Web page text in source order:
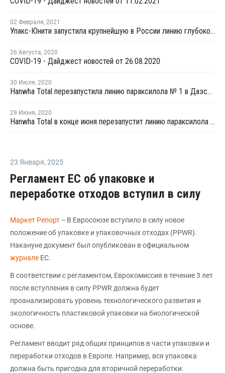
02 Февраля, 2021
Упакс-Юнити запустила крупнейшую в России линию глубокой переработки ПЭТ
26 Августа, 2020
COVID-19 - Дайджест новостей от 26.08.2020
30 Июля, 2020
Hanwha Total перезапустила линию параксилола № 1 в Даэсане после планового ремонта
29 Июня, 2020
Hanwha Total в конце июня перезапустит линию параксилола № 1 в Даэсане после планового ремонта
23 Января, 2025
Регламент ЕС об упаковке и
переработке отходов вступил в силу
Маркет Репорт-- В Евросоюзе вступило в силу новое
положение об упаковке и упаковочных отходах (PPWR).
Накануне документ был опубликован в официальном
журнале ЕС.
В соответствии с регламентом, Еврокомиссия в течение 3 лет
после вступления в силу PPWR должна будет
проанализировать уровень технологического развития и
экологичность пластиковой упаковки на биологической
основе.
Регламент вводит ряд общих принципов в части упаковки и
переработки отходов в Европе. Например, вся упаковка
должна быть пригодна для вторичной переработки.